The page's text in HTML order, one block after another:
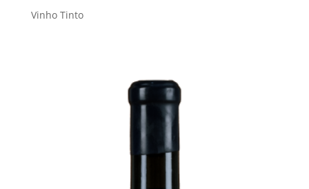
Vinho Tinto